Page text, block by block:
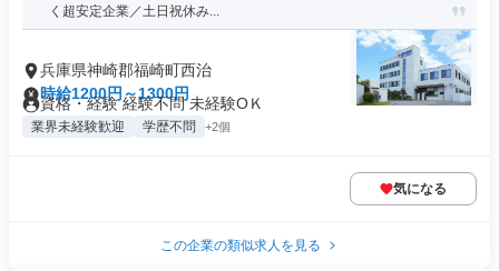
く超安定企業／土日祝休み...
兵庫県神崎郡福崎町西治
時給1200円～1300円
資格・経験 経験不問 未経験OＫ
業界未経験歓迎 学歴不問 +2個
気になる
この企業の類似求人を見る